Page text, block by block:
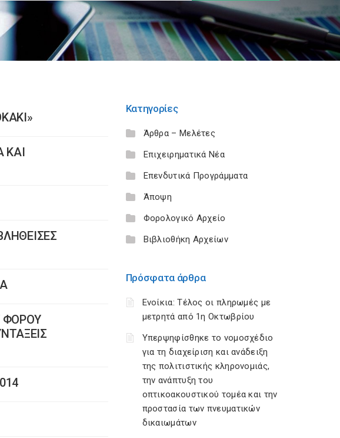
ΚΑΙ
ΦΟΡΟΥ
Κατηγορίες
Άρθρα – Μελέτες
Επιχειρηματικά Νέα
Επενδυτικά Προγράμματα
Άποψη
Φορολογικό Αρχείο
Βιβλιοθήκη Αρχείων
Πρόσφατα άρθρα
Ενοίκια: Τέλος οι πληρωμές με
μετρητά από 1η Οκτωβρίου
Υπερψηφίσθηκε το νομοσχέδιο
για τη διαχείριση και ανάδειξη
της πολιτιστικής κληρονομιάς,
την ανάπτυξη του
οπτικοακουστικού τομέα και την
προστασία των πνευματικών
δικαιωμάτων